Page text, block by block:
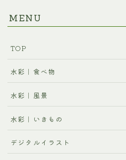
MENU
TOP
水彩｜食べ物
水彩｜風景
水彩｜いきもの
デジタルイラスト